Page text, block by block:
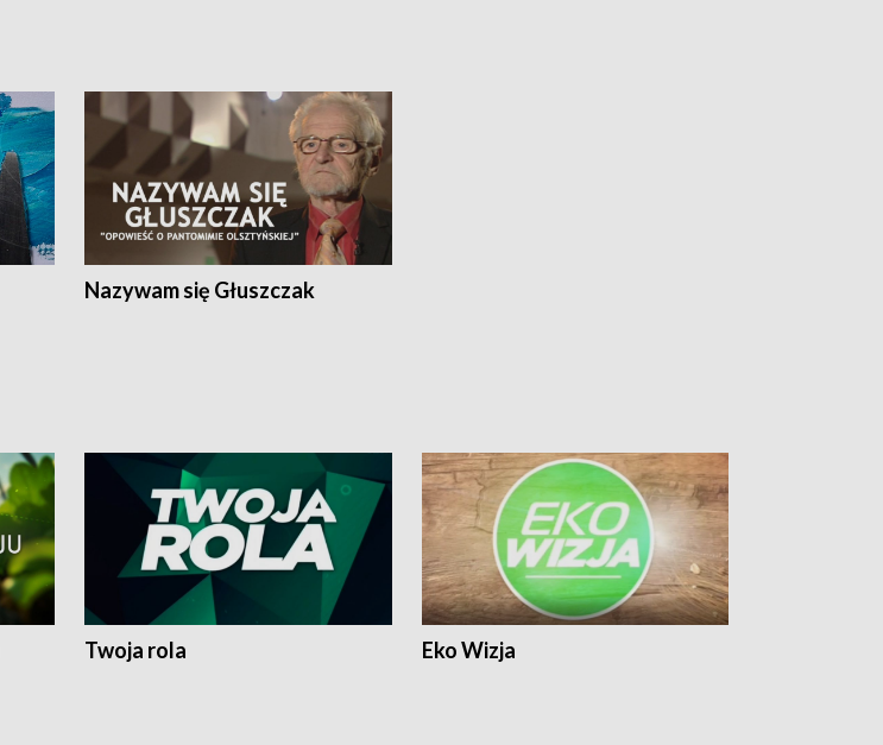
Nazywam się Głuszczak
Twoja rola Eko Wizja